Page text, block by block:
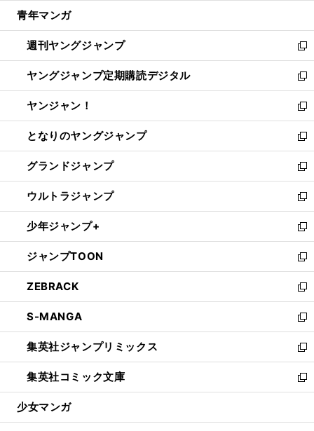
開
く
ウ
で
開
く
ン
ド
ウ
で
開
く
し
ウ
ィ
ン
ド
ウ
で
開
く
青年マンガ
週刊ヤングジャンプ
新
し
い
ウ
ィ
ン
ド
ウ
で
開
く
ヤングジャンプ定期購読デジタル
新
し
い
ウ
ィ
ン
ド
ウ
で
開
く
ヤンジャン！
新
し
い
ウ
ィ
ン
ド
ウ
で
開
く
となりのヤングジャンプ
新
し
い
ウ
ィ
ン
ド
ウ
で
開
く
グランドジャンプ
新
し
い
ウ
ィ
ン
ド
ウ
で
開
く
ウルトラジャンプ
新
し
い
ウ
ィ
ン
ド
ウ
で
開
く
少年ジャンプ+
新
し
い
ウ
ィ
ン
ド
ウ
で
開
く
ジャンプTOON
新
し
い
ウ
ィ
ン
ド
ウ
で
開
ZEBRACK
新
し
い
ウ
ィ
ン
ド
ウ
開
S-MANGA
新
し
い
ウ
ィ
ン
ウ
集英社ジャンプリミックス
新
し
い
ウ
ン
集英社コミック文庫
新
し
ウ
少女マンガ